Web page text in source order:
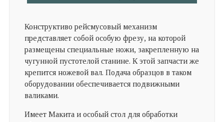
Конструктиво рейсмусовый механизм
представляет собой особую фрезу, на которой
размещены специальные ножи, закрепленную на
чугунной пустотелой станине. К этой запчасти же
крепится ножевой вал. Подача образцов в таком
оборудовании обеспечивается подвижными
валиками.
Имеет Макита и особый стол для обработки